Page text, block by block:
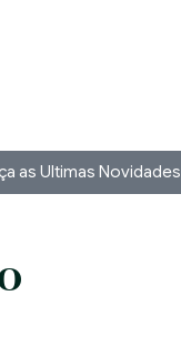
as Ultimas Novidades